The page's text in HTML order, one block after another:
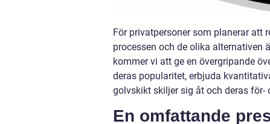
För privatpersoner som planerar att
processen och de olika alternativen
kommer vi att ge en övergripande
deras popularitet, erbjuda
golvskikt skiljer sig åt och deras för-
En omfattande